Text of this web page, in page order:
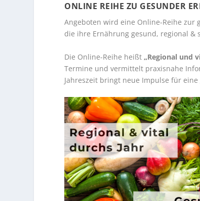
ONLINE REIHE ZU GESUNDER
Angeboten wird eine Online-Reihe zur
die ihre Ernährung gesund, regional &
Die Online-Reihe heißt „Regional und
Termine und vermittelt praxisnahe
Jahreszeit bringt neue Impulse für